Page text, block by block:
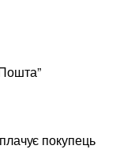
покупець